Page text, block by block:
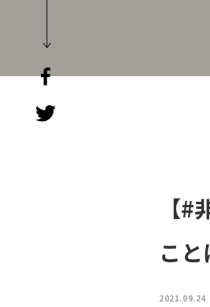
【
こ
2021.09.24